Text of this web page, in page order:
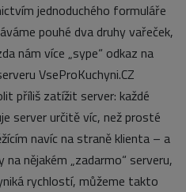
jednoduchého formuláře
pouhé dva druhy vařeček,
nám více „sype“ odkaz na
VseProKuchyni.CZ
příliš zatížit server: každé
server určitě víc, než prosté
navíc na straně klienta – a
nějakém „zadarmo“ serveru,
rychlostí, můžeme takto